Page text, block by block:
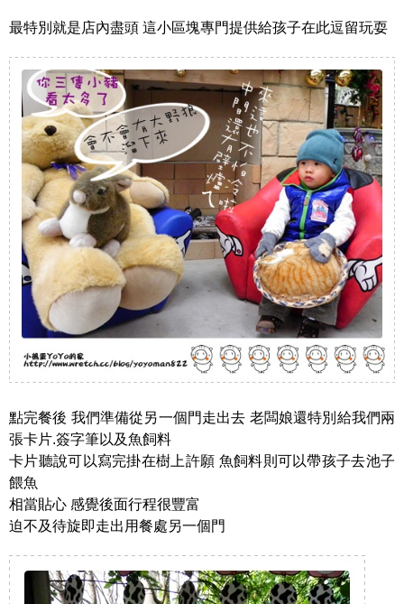
最特別就是店內盡頭 這小區塊專門提供給孩子在此逗留玩耍
點完餐後 我們準備從另一個門走出去 老闆娘還特別給我們兩
張卡片.簽字筆以及魚飼料
卡片聽說可以寫完掛在樹上許願 魚飼料則可以帶孩子去池子
餵魚
相當貼心 感覺後面行程很豐富
迫不及待旋即走出用餐處另一個門